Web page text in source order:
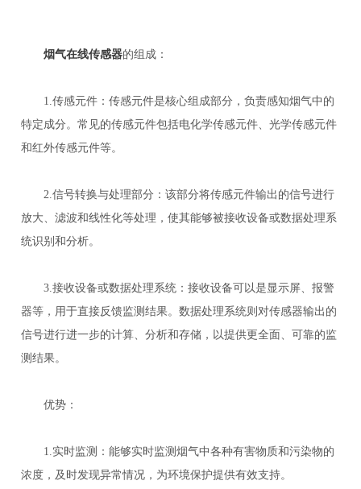
烟气在线传感器的组成：
1.传感元件：传感元件是核心组成部分，负责感知烟气中的
特定成分。常见的传感元件包括电化学传感元件、光学传感元件
和红外传感元件等。
2.信号转换与处理部分：该部分将传感元件输出的信号进行
放大、滤波和线性化等处理，使其能够被接收设备或数据处理系
统识别和分析。
3.接收设备或数据处理系统：接收设备可以是显示屏、报警
器等，用于直接反馈监测结果。数据处理系统则对传感器输出的
信号进行进一步的计算、分析和存储，以提供更全面、可靠的监
测结果。
优势：
1.实时监测：能够实时监测烟气中各种有害物质和污染物的
浓度，及时发现异常情况，为环境保护提供有效支持。